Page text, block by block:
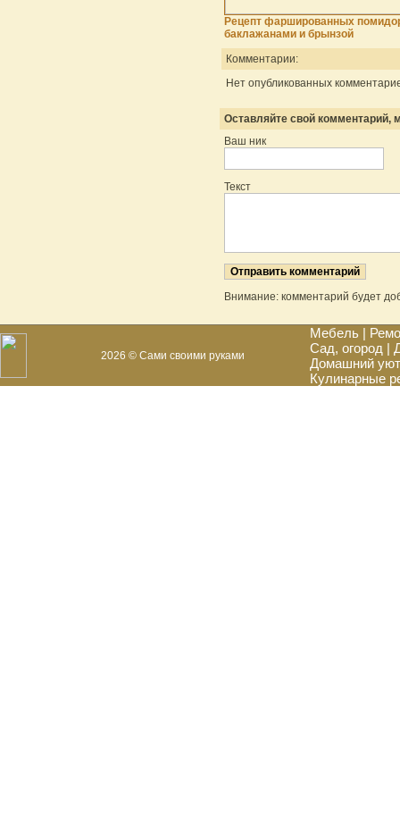
Рецепт фаршированных
баклажанами и брынзой
Комментарии:
Нет опубликованных
Оставляйте свой комментарий,
Ваш ник
Текст
Внимание: комментарий будет
2026 © Сами своими руками
Мебель |
Сад, огород |
Домашний уют
Кулинарные